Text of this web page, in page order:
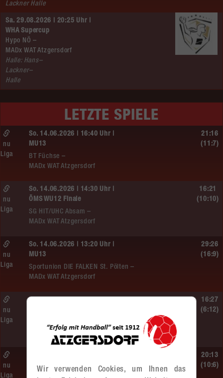
Lackner Halle
Sa. 29.08.2026 | 20:25 Uhr |
WHA Supercup
Hypo NÖ –
MADx WAT Atzgersdorf
Halle: Hans–
Lackner–
Halle
LETZTE SPIELE
So. 14.06.2026 | 16:40 Uhr |
MU13
BT Füchse –
MADx WAT Atzgersdorf
nu
Liga
21:16
(11:7)
So. 14.06.2026 | 14:30 Uhr |
ÖMS WU12 Finale
SG HIT/UHC Absam –
MADx WAT Atzgersdorf
nu
Liga
16:21
(10:10)
So. 14.06.2026 | 13:20 Uhr |
MU13
Sportunion DIE FALKEN St. Pölten –
MADx WAT Atzgersdorf
nu
Liga
29:26
(16:9)
roomz JAGS Devils
nu
Liga
16:27
(6:12)
ÖMS WU12 HF
nu
Liga
20:13
(10:6)
Wir verwenden Cookies, um Ihnen das